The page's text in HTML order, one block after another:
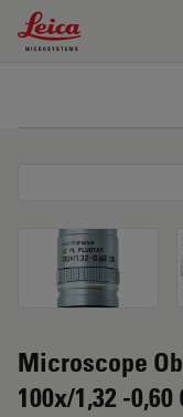
Leica Microsystems
Microscope
100x/1,32 -0,60